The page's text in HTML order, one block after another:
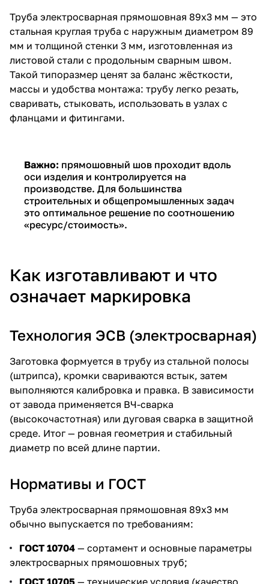
Труба электросварная прямошовная 89х3 мм — это
стальная круглая труба с наружным диаметром 89
мм и толщиной стенки 3 мм, изготовленная из
листовой стали с продольным сварным швом.
Такой типоразмер ценят за баланс жёсткости,
массы и удобства монтажа: трубу легко резать,
сваривать, стыковать, использовать в узлах с
фланцами и фитингами.
Важно: прямошовный шов проходит вдоль
оси изделия и контролируется на
производстве. Для большинства
строительных и общепромышленных задач
это оптимальное решение по соотношению
«ресурс/стоимость».
Как изготавливают и что
означает маркировка
Технология ЭСВ (электросварная)
Заготовка формуется в трубу из стальной полосы
(штрипса), кромки свариваются встык, затем
выполняются калибровка и правка. В зависимости
от завода применяется ВЧ-сварка
(высокочастотная) или дуговая сварка в защитной
среде. Итог — ровная геометрия и стабильный
диаметр по всей длине партии.
Нормативы и ГОСТ
Труба электросварная прямошовная 89х3 мм
обычно выпускается по требованиям:
ГОСТ 10704 — сортамент и основные параметры
электросварных прямошовных труб;
ГОСТ 10705 — технические условия (качество